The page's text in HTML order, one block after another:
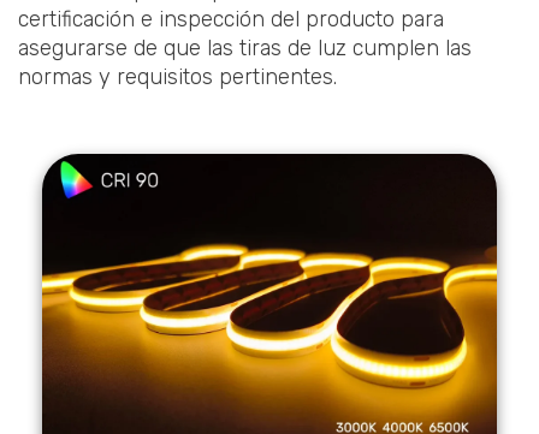
certificación e inspección del producto para
asegurarse de que las tiras de luz cumplen las
normas y requisitos pertinentes.